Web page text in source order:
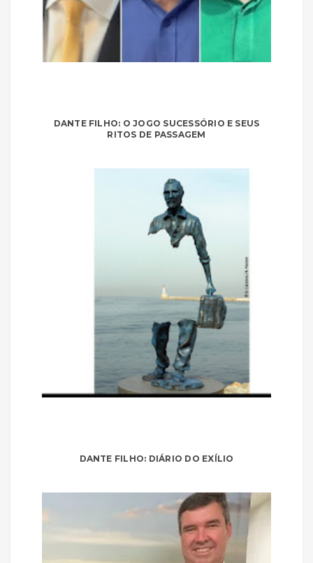
DANTE FILHO: O JOGO SUCESSÓRIO E SEUS
RITOS DE PASSAGEM
DANTE FILHO: DIÁRIO DO EXÍLIO